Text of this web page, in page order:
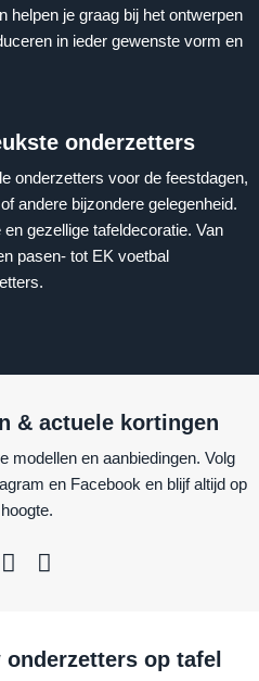
helpen je graag bij het ontwerpen
in ieder gewenste vorm en
onderzetters
onderzetters voor de feestdagen,
andere bijzondere gelegenheid.
en gezellige tafeldecoratie. Van
pasen- tot EK voetbal
& actuele kortingen
modellen en aanbiedingen. Volg
en Facebook en blijf altijd op
op tafel